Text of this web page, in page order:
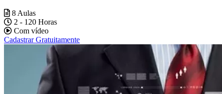
8 Aulas
2 - 120 Horas
Com vídeo
Cadastrar Gratuitamente